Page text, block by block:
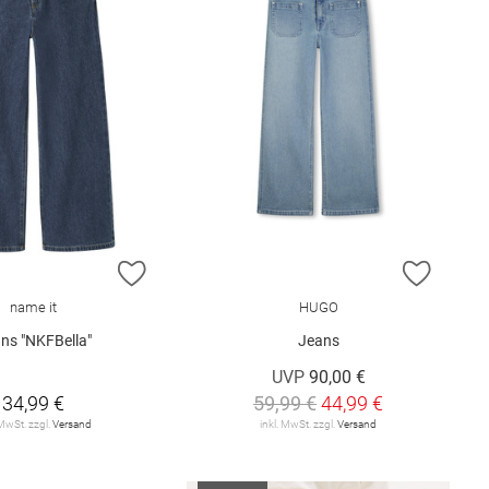
HINZUFÜGEN
name it
"NKFBella"
34,99 €
zzgl.Versand
ZUR
HUGO
Jeans
UVP 90,00 €
59,99 €44,99 €
inkl. MwSt. zzgl.Versand